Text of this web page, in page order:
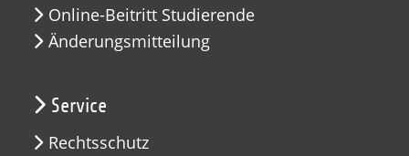
Online-Beitritt Studierende
Änderungsmitteilung
Service
Rechtsschutz